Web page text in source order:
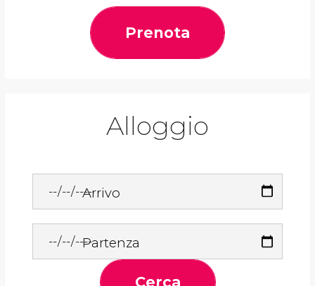
Prenota
Alloggio
Arrivo
Partenza
Cerca